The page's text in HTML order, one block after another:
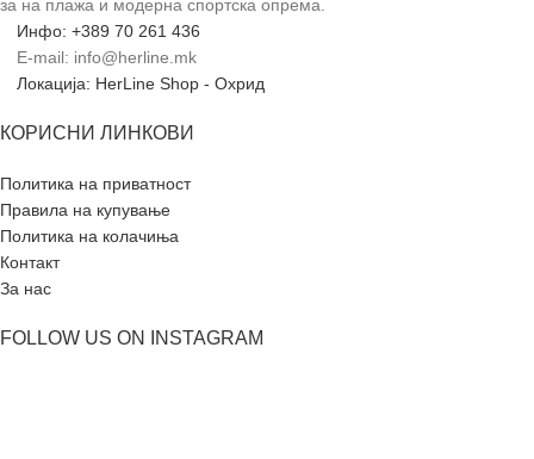
за на плажа и модерна спортска опрема.
Инфо: +389 70 261 436
E-mail: info@herline.mk
Локација: HerLine Shop - Охрид
КОРИСНИ ЛИНКОВИ
Политика на приватност
Правила на купување
Политика на колачиња
Контакт
За нас
FOLLOW US ON INSTAGRAM